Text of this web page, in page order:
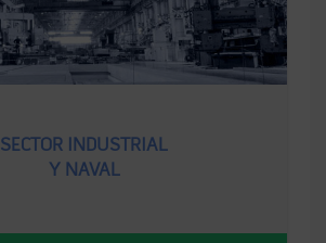
SECTOR INDUSTRIAL
Y NAVAL